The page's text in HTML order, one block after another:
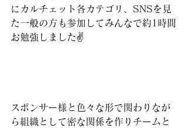
にカルチェット各カテゴリ、SNSを見
た一般の方も参加してみんなで約1時間
お勉強しました✌️
スポンサー様と色々な形で関わりなが
ら組織として密な関係を作りチームと